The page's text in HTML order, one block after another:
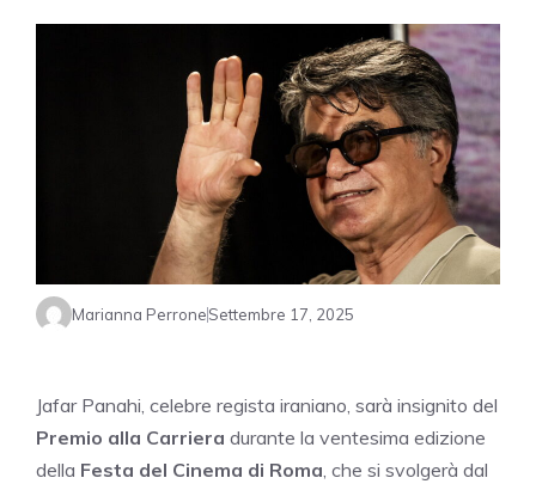
Marianna PerroneSettembre 17, 2025
Jafar Panahi, celebre regista iraniano, sarà insignito del
Premio alla Carriera durante la ventesima edizione
della Festa del Cinema di Roma, che si svolgerà dal